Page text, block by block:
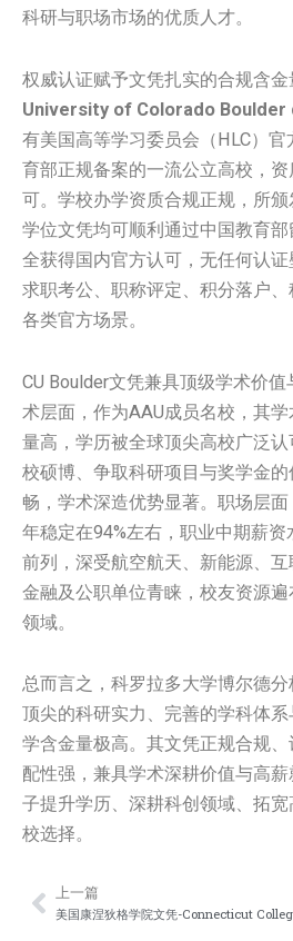
科研与职场市场的优质人才。
权威认证赋予文凭扎实的合规含金
University of Colorado Boulder
有美国高等学习委员会（HLC）
育部正规备案的一流公立高校，
可。学校办学资质合规正规，所
学位文凭均可顺利通过中国教育
全获得国内官方认可，无任何认
求职考公、职称评定、积分落户
各类官方场景。
CU Boulder文凭兼具顶级学术价
术层面，作为AAU成员名校，其
量高，学历被全球顶尖高校广泛
校硕博、争取科研项目与奖学金
畅，学术深造优势显著。职场层
年稳定在94%左右，职业中期薪
前列，深受航空航天、新能源、互
金融及公职单位青睐，校友资源
领域。
总而言之，科罗拉多大学博尔德分
顶尖的科研实力、完善的学科体
学含金量极高。其文凭正规合规
配性强，兼具学术深耕价值与高
子提升学历、深耕科创领域、拓
校选择。
Prev
上一篇
美国康涅狄格学院文凭-Connecticut